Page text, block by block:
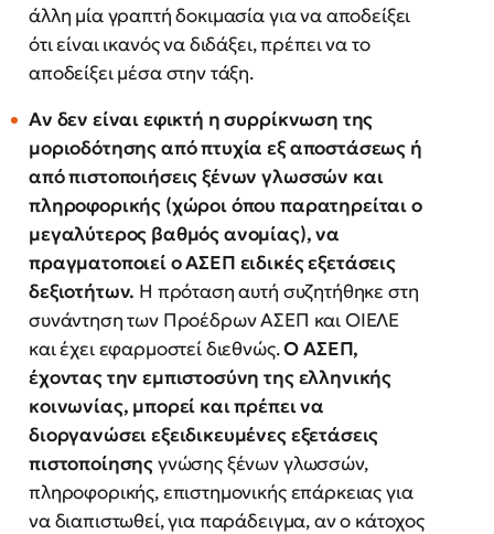
άλλη μία γραπτή δοκιμασία για να αποδείξει
ότι είναι ικανός να διδάξει, πρέπει να το
αποδείξει μέσα στην τάξη.
Αν δεν είναι εφικτή η συρρίκνωση της
μοριοδότησης από πτυχία εξ αποστάσεως ή
από πιστοποιήσεις ξένων γλωσσών και
πληροφορικής (χώροι όπου παρατηρείται ο
μεγαλύτερος βαθμός ανομίας), να
πραγματοποιεί ο ΑΣΕΠ ειδικές εξετάσεις
δεξιοτήτων. Η πρόταση αυτή συζητήθηκε στη
συνάντηση των Προέδρων ΑΣΕΠ και ΟΙΕΛΕ
και έχει εφαρμοστεί διεθνώς.Ο ΑΣΕΠ,
έχοντας την εμπιστοσύνη της ελληνικής
κοινωνίας, μπορεί και πρέπει να
διοργανώσει εξειδικευμένες εξετάσεις
πιστοποίησηςγνώσης ξένων γλωσσών,
πληροφορικής, επιστημονικής επάρκειας για
να διαπιστωθεί, για παράδειγμα, αν ο κάτοχος